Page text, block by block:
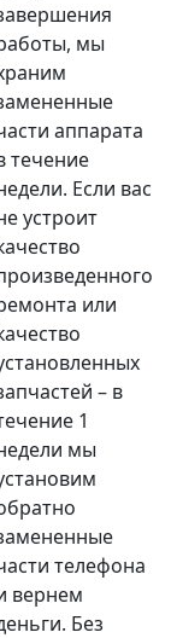
мы
аппарата
течение
Если вас
устроит
или
– в
1
мы
телефона
вернем
Без